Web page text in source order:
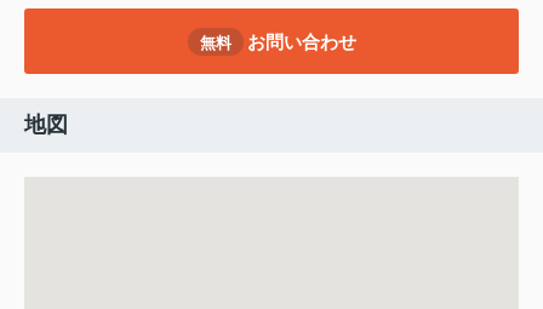
無料 お問い合わせ
地図